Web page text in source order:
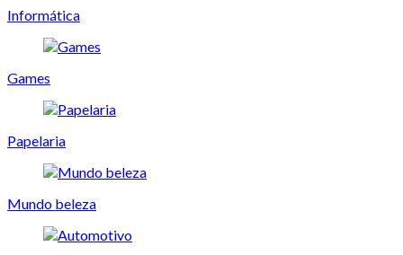
Informática
Games
Papelaria
Mundo beleza